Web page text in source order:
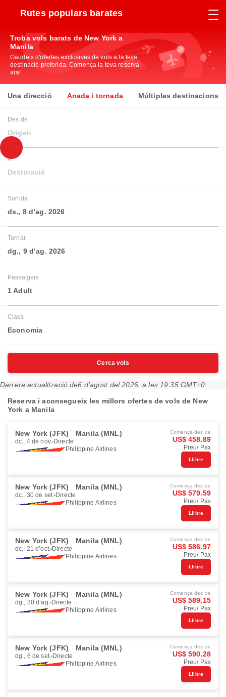
Rutes populars barates
Troba vols barats de New York a
Manila
Gaudeix d'ofertes exclusives de vols a la teva
destinació preferida. Comença la teva reserva
ara!
Una direcció Anada i tornada Múltiples destinacions
Des de
Origen
A
Destinació
Sortida
ds., 8 d’ag. 2026
Tornar
dg., 9 d’ag. 2026
Passatgers
1 Adult
Class
Economia
Cerca vols
Darrera actualització de6 d’agost del 2026, a les 19:35 GMT+0
Reserva i aconsegueix les millors ofertes de vols de New
York a Manila
New York (JFK) Manila (MNL)
dc., 4 de nov. Directe
Philippine Airlines
Comença des de
US$ 458.89
Preu/ Pax
Llibre
New York (JFK) Manila (MNL)
dc., 30 de set. Directe
Philippine Airlines
Comença des de
US$ 579.59
Preu/ Pax
Llibre
New York (JFK) Manila (MNL)
dc., 21 d’oct. Directe
Philippine Airlines
Comença des de
US$ 586.97
Preu/ Pax
Llibre
New York (JFK) Manila (MNL)
dg., 30 d’ag. Directe
Philippine Airlines
Comença des de
US$ 589.15
Preu/ Pax
Llibre
New York (JFK) Manila (MNL)
dg., 6 de set. Directe
Philippine Airlines
Comença des de
US$ 590.28
Preu/ Pax
Llibre